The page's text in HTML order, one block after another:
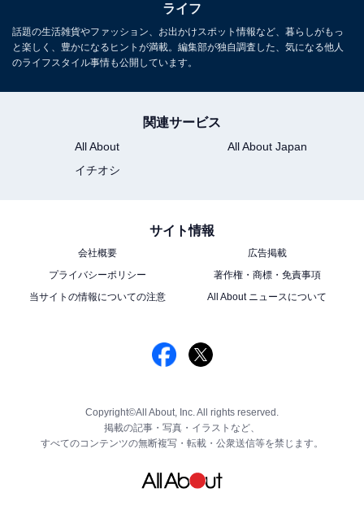
ライフ
話題の生活雑貨やファッション、お出かけスポット情報など、暮らしがもっ
と楽しく、豊かになるヒントが満載。編集部が独自調査した、気になる他人
のライフスタイル事情も公開しています。
関連サービス
All About
All About Japan
イチオシ
サイト情報
会社概要
広告掲載
プライバシーポリシー
著作権・商標・免責事項
当サイトの情報についての注意
All About ニュースについて
Copyright©All About, Inc. All rights reserved.
掲載の記事・写真・イラストなど、
すべてのコンテンツの無断複写・転載・公衆送信等を禁じます。